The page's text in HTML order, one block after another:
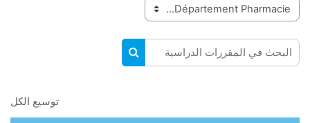
تصنيفات المقررات
البحث في المقررات الدراسية
البحث في المقررات الدراسية
توسيع الكل